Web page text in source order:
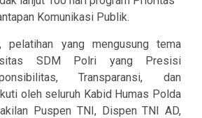
Komunikasi Publik.
pelatihan yang mengusung tema
SDM Polri yang Presisi
Transparansi, dan
oleh seluruh Kabid Humas Polda
Puspen TNI, Dispen TNI AD,